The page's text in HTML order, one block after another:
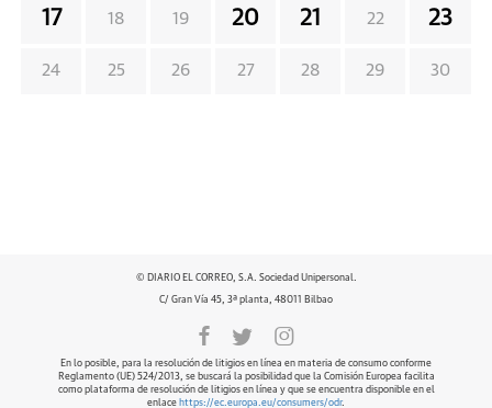
17 18 19 20 21 22 23
24 25 26 27 28 29 30
© DIARIO EL CORREO, S.A. Sociedad Unipersonal.
C/ Gran Vía 45, 3ª planta, 48011 Bilbao
En lo posible, para la resolución de litigios en línea en materia de consumo conforme
Reglamento (UE) 524/2013, se buscará la posibilidad que la Comisión Europea facilita
como plataforma de resolución de litigios en línea y que se encuentra disponible en el
enlace https://ec.europa.eu/consumers/odr.